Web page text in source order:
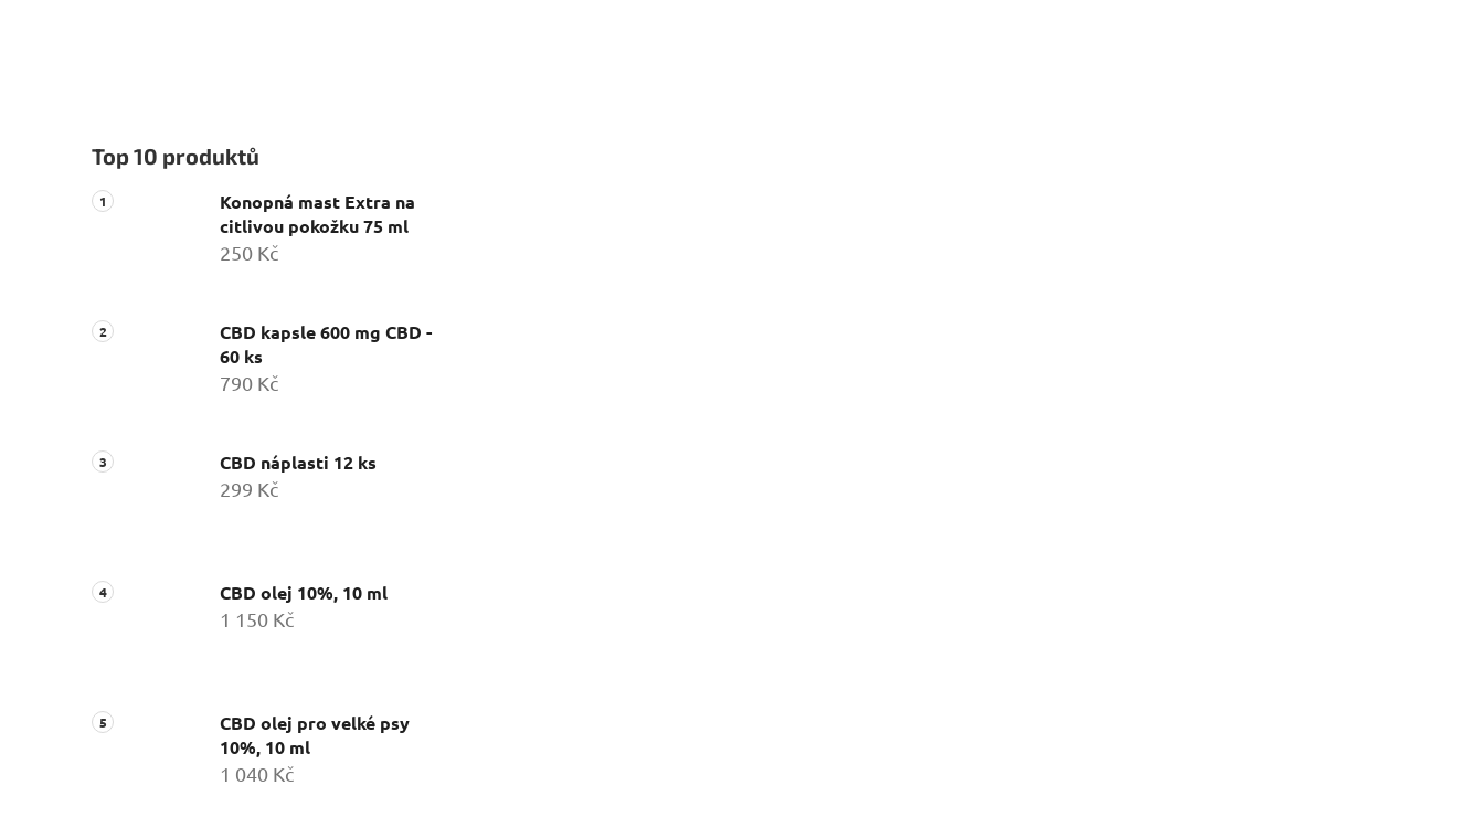
Top 10 produktů
Konopná mast Extra na
citlivou pokožku 75 ml
250 Kč
CBD kapsle 600 mg CBD -
60 ks
790 Kč
CBD náplasti 12 ks
299 Kč
CBD olej 10%, 10 ml
1 150 Kč
CBD olej pro velké psy
10%, 10 ml
1 040 Kč